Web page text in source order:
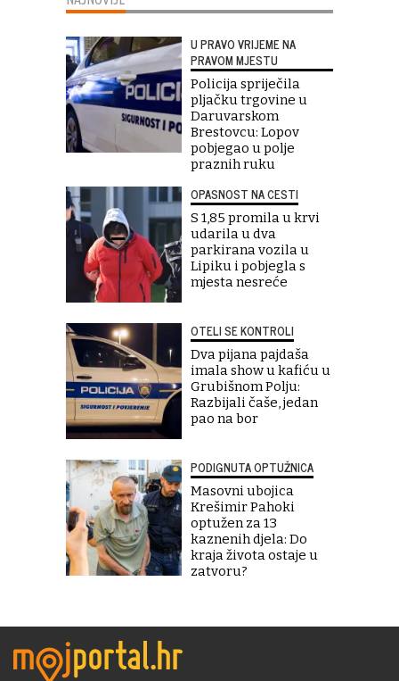
U PRAVO VRIJEME NA
PRAVOM MJESTU
Policija spriječila
pljačku trgovine u
Daruvarskom
Brestovcu: Lopov
pobjegao u polje
praznih ruku
OPASNOST NA CESTI
S 1,85 promila u krvi
udarila u dva
parkirana vozila u
Lipiku i pobjegla s
mjesta nesreće
OTELI SE KONTROLI
Dva pijana pajdaša
imala show u kafiću u
Grubišnom Polju:
Razbijali čaše, jedan
pao na bor
PODIGNUTA OPTUŽNICA
Masovni ubojica
Krešimir Pahoki
optužen za 13
kaznenih djela: Do
kraja života ostaje u
zatvoru?